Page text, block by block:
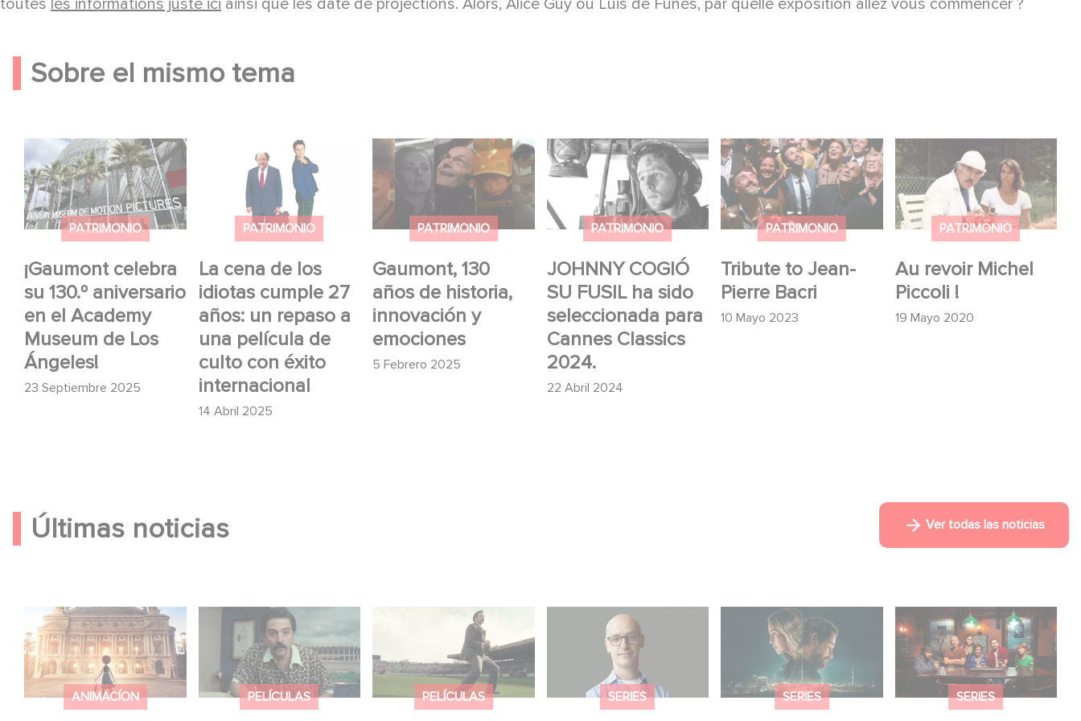
toutes les informations juste ici ainsi que les date de projections. Alors, Alice Guy ou Luis de Funès, par quelle exposition allez vous commencer ?
Sobre el mismo tema
PATRIMONIO
¡Gaumont celebra
su 130.º aniversario
en el Academy
Museum de Los
Ángeles!
23 Septiembre 2025
¡Gaumont celebra su
130.º aniversario en el
Academy Museum de
Los Ángeles!
PATRIMONIO
La cena de los
idiotas cumple 27
años: un repaso a
una película de
culto con éxito
internacional
14 Abril 2025
La cena de los idiotas
cumple 27 años: un
repaso a una película
de culto con éxito
PATRIMONIO
Gaumont, 130
años de historia,
innovación y
emociones
5 Febrero 2025
Gaumont, 130 años de
historia, innovación y
emociones
PATRIMONIO
JOHNNY COGIÓ
SU FUSIL ha sido
seleccionada para
Cannes Classics
2024.
22 Abril 2024
JOHNNY COGIÓ SU
FUSIL ha sido
seleccionada para
Cannes Classics 2024.
PATRIMONIO
Tribute to Jean-
Pierre Bacri
10 Mayo 2023
Tribute to Jean-Pierre
Bacri
PATRIMONIO
Au revoir Michel
Piccoli !
19 Mayo 2020
Au revoir Michel Piccoli
!
Últimas noticias Ver todas las noticias
ANIMACÍON
Gaumont y Good Hero
anuncian la secuela de
Ballerina
PELÍCULAS
México 86 ya está
disponible en Netflix
PELÍCULAS
Mexico 86: descubre
el tráiler de la nueva
producción de
Gaumont USA
SERIES
Gaumont USA
adquiere OPUS, una
investigación sobre la
caída de Banco
SERIES
¡Unfamiliar es N.º 1 en
el Top 10 de Netflix de
series no anglófonas!
SERIES
When Broken Hearts
Want Revenge:
Welcome to The
Revenge Club